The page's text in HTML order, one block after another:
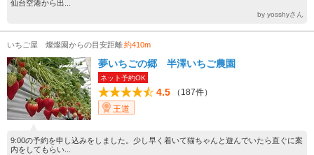
仙台空港から出...
by yosshyさん
いちご屋 燦燦園からの目安距離約410m
夢いちごの郷 半澤いちご農園
ネット予約OK
4.5
（187件）
王道
9:00の予約を申し込みをしました。少し早く着いて猫ちゃんと遊んでいたら直ぐに案
内をしてもらい...